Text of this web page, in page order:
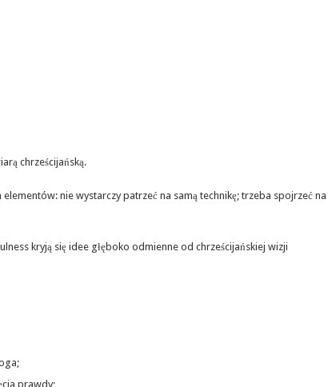
chrześcijańską.
nie wystarczy patrzeć na samą technikę; trzeba spojrzeć na
kryją się idee głęboko odmienne od chrześcijańskiej wizji
prawdy;